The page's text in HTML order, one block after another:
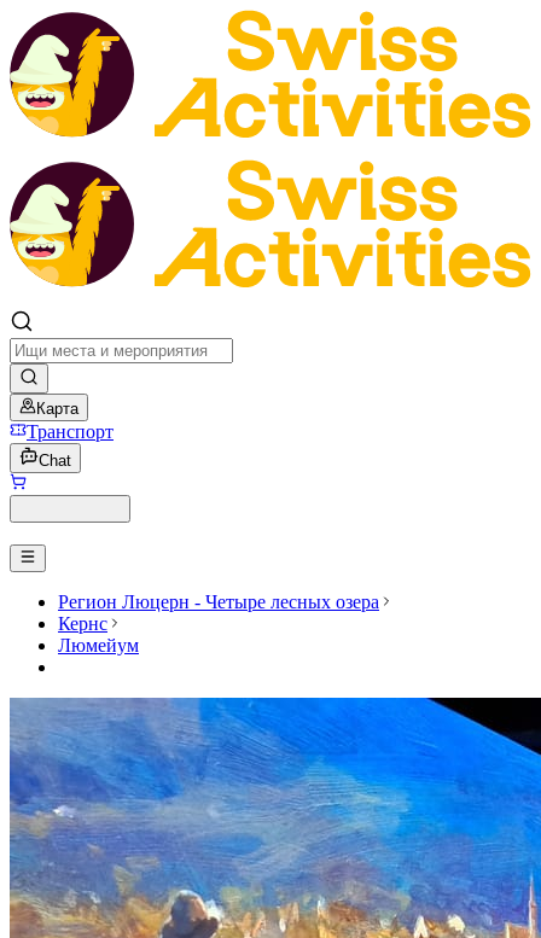
Карта
Транспорт
Chat
Регион Люцерн - Четыре лесных озера
Кернс
Люмейум